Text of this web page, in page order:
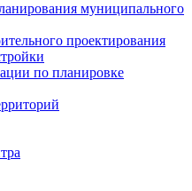
муниципального
проектирования
по планировке